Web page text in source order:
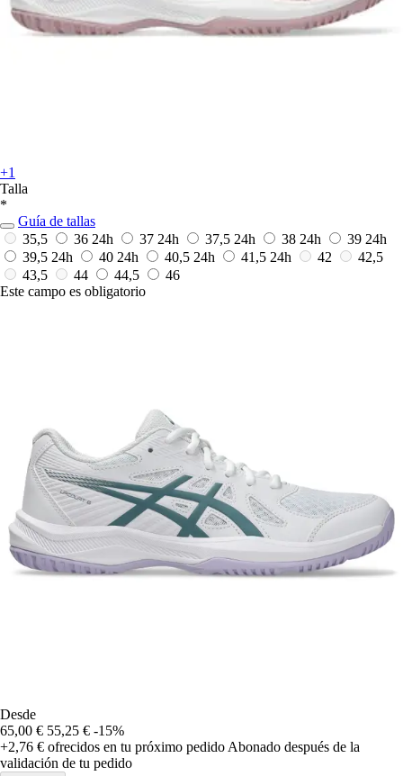
+1
Talla
*
Guía de tallas
35,5
36 24h 37 24h 37,5 24h 38 24h 39 24h
39,5 24h 40 24h 40,5 24h 41,5 24h 42
42,5
43,5
44 44,5
46
Este campo es obligatorio
Desde
65,00 € 55,25 € -15%
+2,76 € ofrecidos en tu próximo pedido Abonado después de la
validación de tu pedido